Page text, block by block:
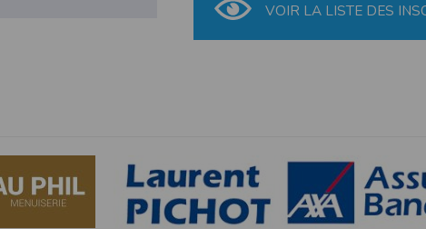
VOIR LA LISTE DES
du 6 janvier 1978 modifiée, vous disposez d’un droit d’accès et de
en nous contactant ici.Vous pouvez également, pour des motifs